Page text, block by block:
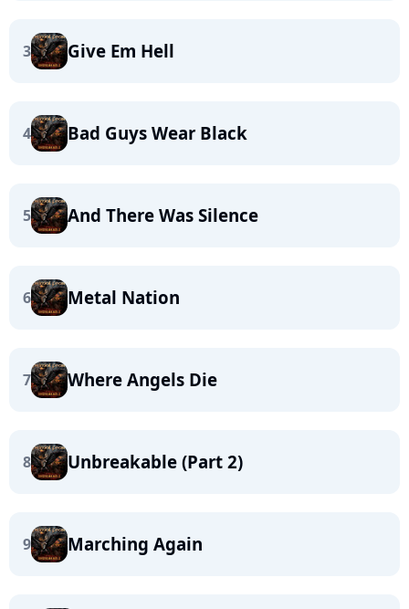
3 Give Em Hell
4 Bad Guys Wear Black
5 And There Was Silence
6 Metal Nation
7 Where Angels Die
8 Unbreakable (Part 2)
9 Marching Again